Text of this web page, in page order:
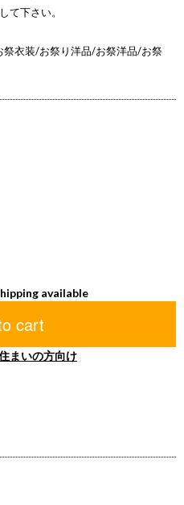
て下さい。
衣装/お祭り洋品/お祭洋品/お祭
available
cart
まいの方向け